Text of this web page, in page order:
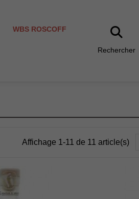
WBS ROSCOFF
Rechercher
Affichage 1-11 de 11 article(s)